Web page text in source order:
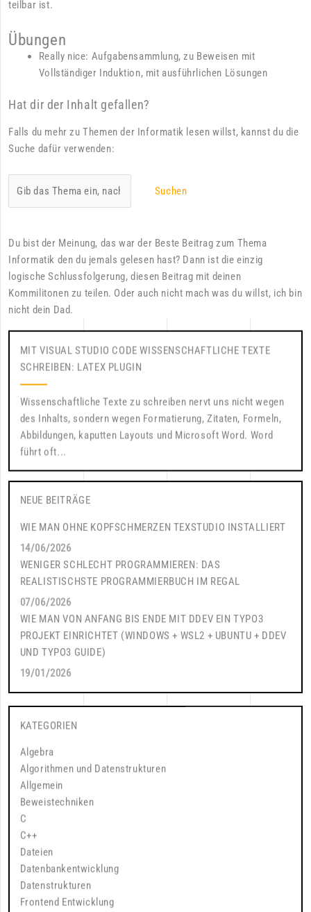
teilbar ist.
Übungen
Really nice: Aufgabensammlung, zu Beweisen mit
Vollständiger Induktion, mit ausführlichen Lösungen
Hat dir der Inhalt gefallen?
Falls du mehr zu Themen der Informatik lesen willst, kannst du die
Suche dafür verwenden:
Suchen
Du bist der Meinung, das war der Beste Beitrag zum Thema
Informatik den du jemals gelesen hast? Dann ist die einzig
logische Schlussfolgerung, diesen Beitrag mit deinen
Kommilitonen zu teilen. Oder auch nicht mach was du willst, ich bin
nicht dein Dad.
MIT VISUAL STUDIO CODE WISSENSCHAFTLICHE TEXTE
SCHREIBEN: LATEX PLUGIN
Wissenschaftliche Texte zu schreiben nervt uns nicht wegen
des Inhalts, sondern wegen Formatierung, Zitaten, Formeln,
Abbildungen, kaputten Layouts und Microsoft Word. Word
führt oft...
NEUE BEITRÄGE
WIE MAN OHNE KOPFSCHMERZEN TEXSTUDIO INSTALLIERT
14/06/2026
WENIGER SCHLECHT PROGRAMMIEREN: DAS
REALISTISCHSTE PROGRAMMIERBUCH IM REGAL
07/06/2026
WIE MAN VON ANFANG BIS ENDE MIT DDEV EIN TYPO3
PROJEKT EINRICHTET (WINDOWS + WSL2 + UBUNTU + DDEV
UND TYPO3 GUIDE)
19/01/2026
KATEGORIEN
Algebra
Algorithmen und Datenstrukturen
Allgemein
Beweistechniken
C
C++
Dateien
Datenbankentwicklung
Datenstrukturen
Frontend Entwicklung